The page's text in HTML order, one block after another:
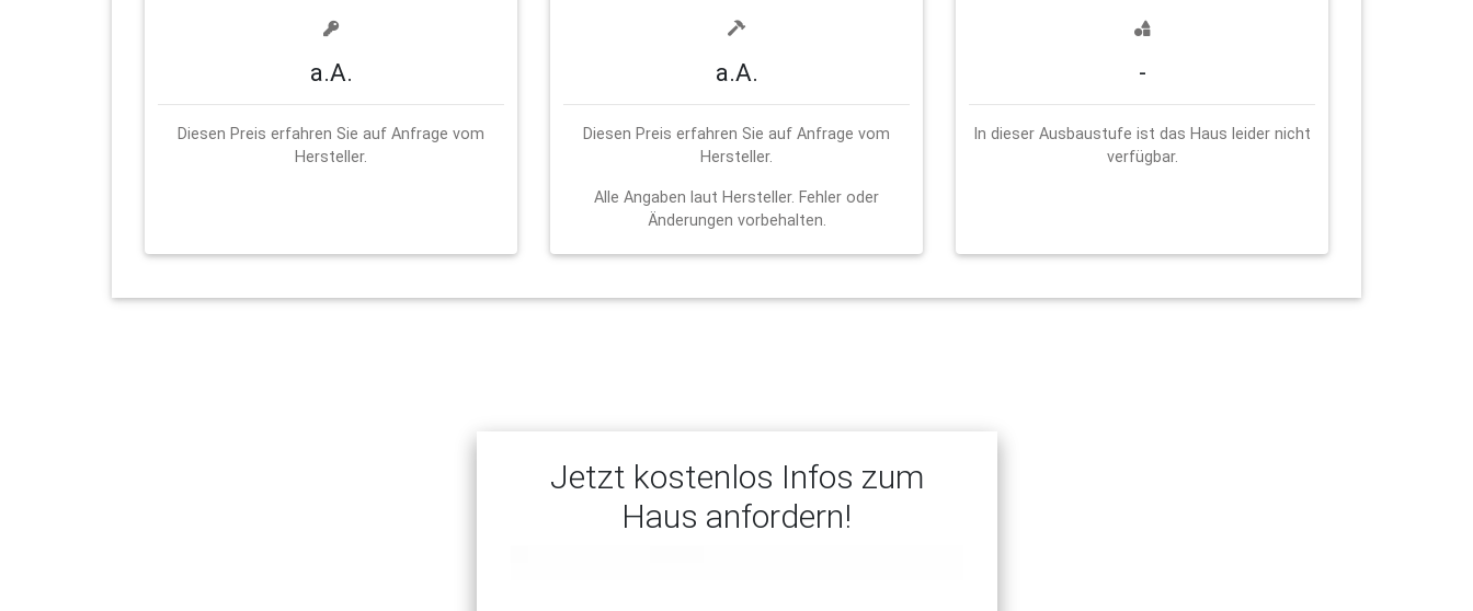
a.A.
Diesen Preis erfahren Sie auf Anfrage vom
Hersteller.
a.A.
Diesen Preis erfahren Sie auf Anfrage vom
Hersteller.
Alle Angaben laut Hersteller. Fehler oder
Änderungen vorbehalten.
-
In dieser Ausbaustufe ist das Haus leider nicht
verfügbar.
Jetzt kostenlos Infos zum
Haus anfordern!